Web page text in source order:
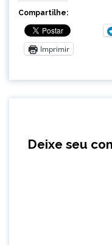
Compartilhe:
Imprimir
Deixe seu